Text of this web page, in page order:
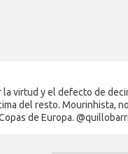
la virtud y el defecto de
del resto. Mourinhista,
de Europa.